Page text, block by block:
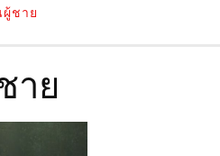
ชาย
าย